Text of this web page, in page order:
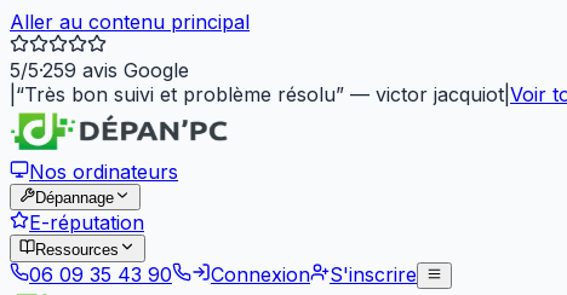
Aller au contenu principal
5/5·259 avis Google
“Très bon suivi et problème résolu” — victor jacquiot Voir
Nos ordinateurs
Dépannage
E-réputation
Ressources
06 09 35 43 90 Connexion S'inscrire